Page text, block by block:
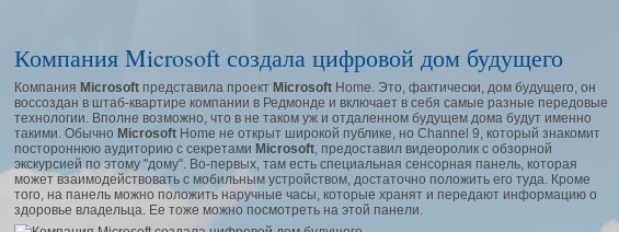
Компания Microsoft создала цифровой дом будущего
Компания Microsoft представила проект Microsoft Home. Это, фактически, дом будущего, он
воссоздан в штаб-квартире компании в Редмонде и включает в себя самые разные передовые
технологии. Вполне возможно, что в не таком уж и отдаленном будущем дома будут именно
такими. Обычно Microsoft Home не открыт широкой публике, но Channel 9, который знакомит
постороннюю аудиторию с секретами Microsoft, предоставил видеоролик с обзорной
экскурсией по этому "дому". Во-первых, там есть специальная сенсорная панель, которая
может взаимодействовать с мобильным устройством, достаточно положить его туда. Кроме
того, на панель можно положить наручные часы, которые хранят и передают информацию о
здоровье владельца. Ее тоже можно посмотреть на этой панели.